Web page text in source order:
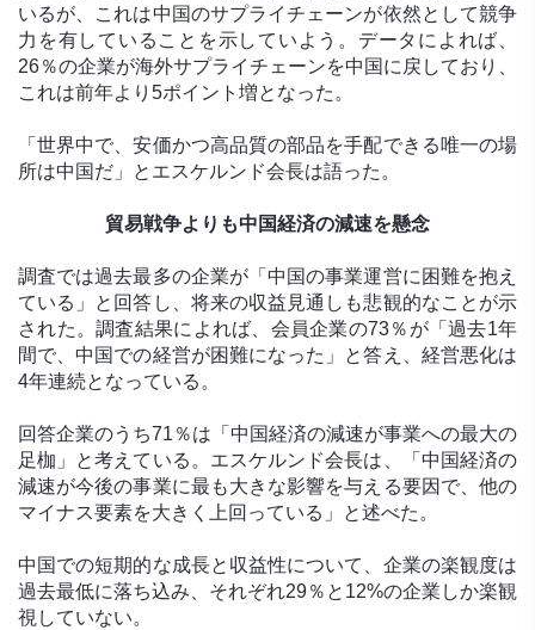
いるが、これは中国のサプライチェーンが依然として競争
力を有していることを示していよう。データによれば、
26％の企業が海外サプライチェーンを中国に戻しており、
これは前年より5ポイント増となった。
「世界中で、安価かつ高品質の部品を手配できる唯一の場
所は中国だ」とエスケルンド会長は語った。
貿易戦争よりも中国経済の減速を懸念
調査では過去最多の企業が「中国の事業運営に困難を抱え
ている」と回答し、将来の収益見通しも悲観的なことが示
された。調査結果によれば、会員企業の73％が「過去1年
間で、中国での経営が困難になった」と答え、経営悪化は
4年連続となっている。
回答企業のうち71％は「中国経済の減速が事業への最大の
足枷」と考えている。エスケルンド会長は、「中国経済の
減速が今後の事業に最も大きな影響を与える要因で、他の
マイナス要素を大きく上回っている」と述べた。
中国での短期的な成長と収益性について、企業の楽観度は
過去最低に落ち込み、それぞれ29％と12%の企業しか楽観
視していない。